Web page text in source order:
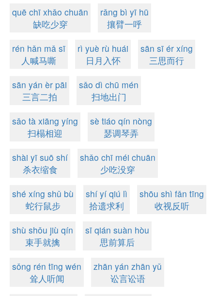
quē chī xhǎo chuān
缺吃少穿
rǎng bì yī hū
攘臂一呼
rén hǎn mǎ sī
人喊马嘶
rì yuè rù huái
日月入怀
sān sī ér xíng
三思而行
sān yán èr pāi
三言二拍
sǎo dì chū mén
扫地出门
sǎo tà xiāng yíng
扫榻相迎
sè tiáo qín nòng
瑟调琴弄
shài yī suō shí
杀衣缩食
shǎo chī méi chuān
少吃没穿
shé xíng shǔ bù
蛇行鼠步
shí yí qiú lì
拾遗求利
shōu shì fǎn tīng
收视反听
shù shǒu jiù qín
束手就擒
sī qián suàn hòu
思前算后
sǒng rén tīng wén
耸人听闻
zhān yán zhān yǔ
讼言讼语